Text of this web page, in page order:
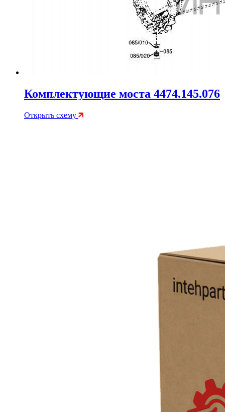
Комплектующие моста 4474.145.076
Открыть схему